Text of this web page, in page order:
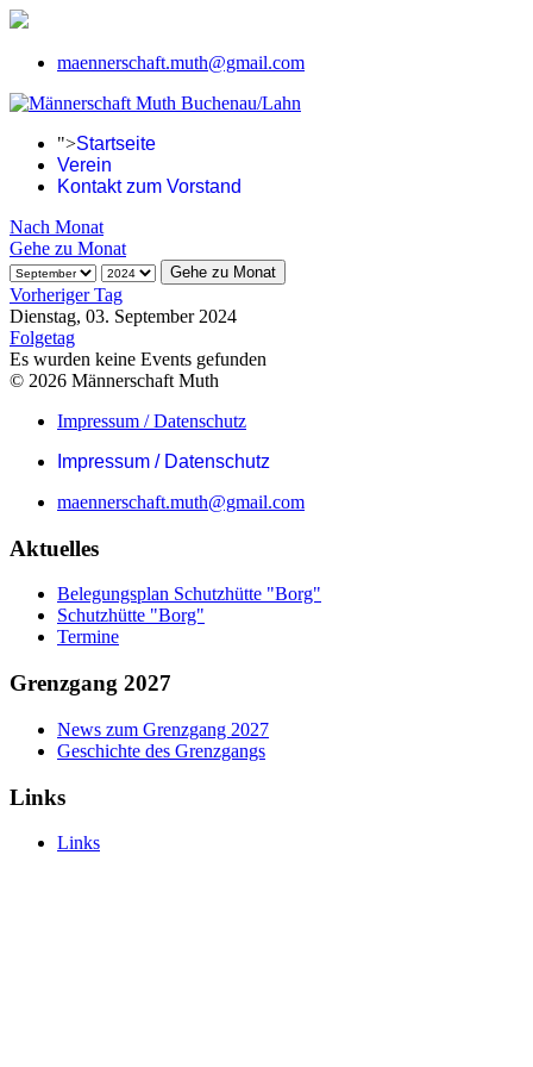
maennerschaft.muth@gmail.com
">Startseite
Verein
Kontakt zum Vorstand
Nach Monat
Gehe zu Monat
Gehe zu Monat
Vorheriger Tag
Dienstag, 03. September 2024
Folgetag
Es wurden keine Events gefunden
© 2026 Männerschaft Muth
Impressum / Datenschutz
Impressum / Datenschutz
maennerschaft.muth@gmail.com
Aktuelles
Belegungsplan Schutzhütte "Borg"
Schutzhütte "Borg"
Termine
Grenzgang 2027
News zum Grenzgang 2027
Geschichte des Grenzgangs
Links
Links